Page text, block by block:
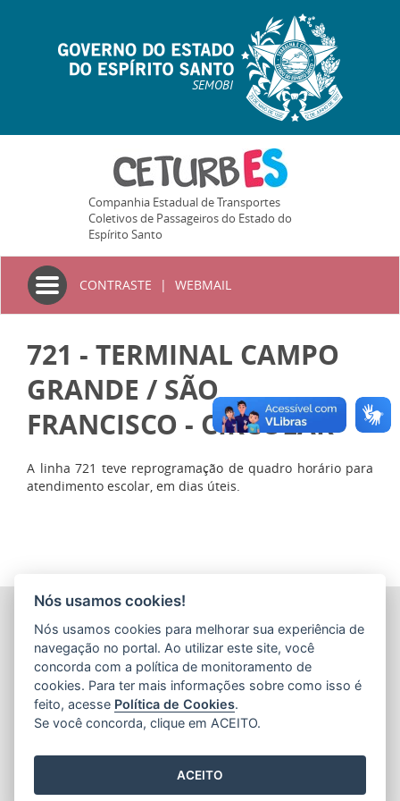
SEMOBI
Companhia Estadual de Transportes
Coletivos de Passageiros do Estado do
Espírito Santo
Toggle
navigation
CONTRASTE | WEBMAIL
721 - TERMINAL CAMPO
GRANDE / SÃO
FRANCISCO - CIRCULAR
A linha 721 teve reprogramação de quadro horário para
atendimento escolar, em dias úteis.
COMPANHIA ESTADUAL DE TRANSPORTES COLETIVOS DE
PASSAGEIROS DO ESTADO DO ESPÍRITO SANTO
(CETURB/ES)
Av. Jerônimo Monteiro, 96 - Ed. Aureliano Hoffmann, 5º, 6º
e 7º Andares - Centro
CEP: 29010-002 - Vitória / ES
Tel.: 27 3232-4500
Nós usamos cookies!
Nós usamos cookies para melhorar sua experiência de
navegação no portal. Ao utilizar este site, você
concorda com a política de monitoramento de
cookies. Para ter mais informações sobre como isso é
feito, acesse Política de Cookies.
Se você concorda, clique em ACEITO.
ACEITO